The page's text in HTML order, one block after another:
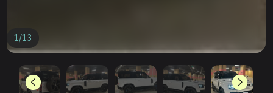
1/13